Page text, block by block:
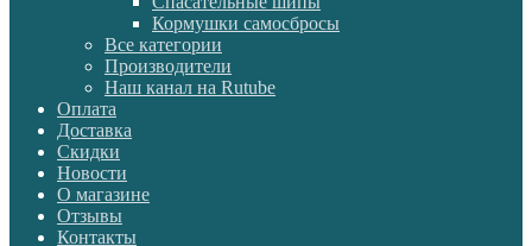
Кормушки самосбросы
Все категории
Производители
Наш канал на Rutube
Оплата
Доставка
Скидки
Новости
О магазине
Отзывы
Контакты